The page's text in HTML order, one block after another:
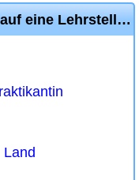
Praktikumsplatz mit Aussicht auf eine Lehrstelle als Fabe Kind